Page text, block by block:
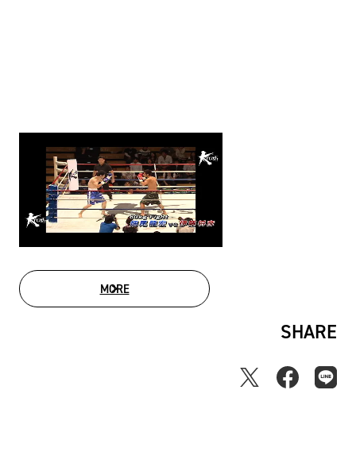
MOREMOVIE LIST
SHARE